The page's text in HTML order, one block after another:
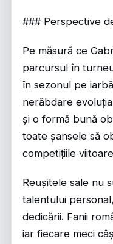
### Perspective
Pe măsură ce
parcursul în
în sezonul pe
nerăbdare
și o formă bună
toate șansele să
competițiile
Reușitele sale nu
talentului
dedicării. Fanii
iar fiecare meci